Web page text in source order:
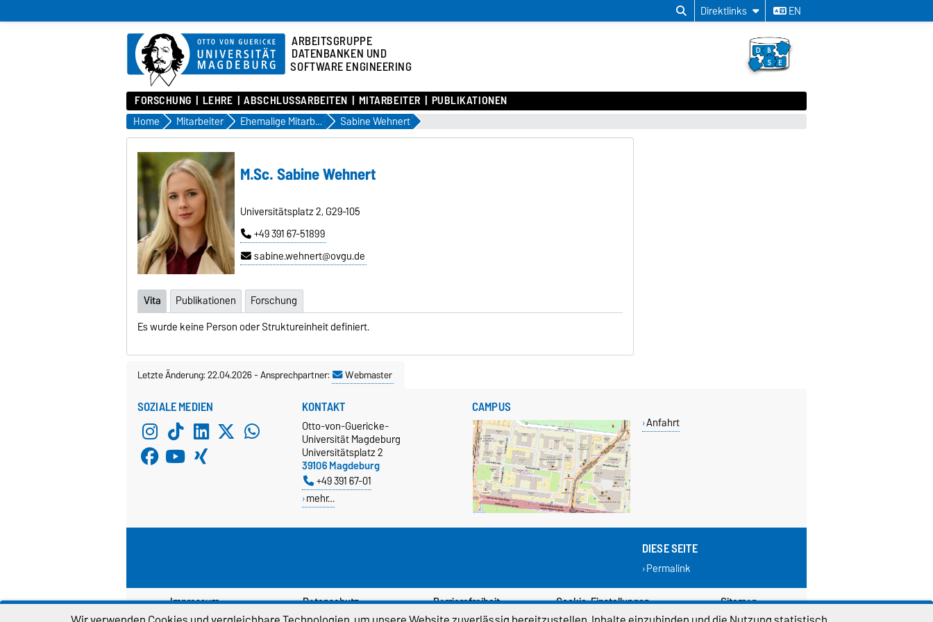
Direktlinks EN
ARBEITSGRUPPE
DATENBANKEN UND
SOFTWARE ENGINEERING
FORSCHUNG LEHRE ABSCHLUSSARBEITEN MITARBEITER PUBLIKATIONEN
Home Mitarbeiter Ehemalige Mitarbeiter Sabine Wehnert
M.Sc. Sabine Wehnert
Universitätsplatz 2, G29-105
+49 391 67-51899
sabine.wehnert@ovgu.de
Vita Publikationen
Forschung
Es wurde keine Person oder Struktureinheit definiert.
Letzte Änderung: 22.04.2026-Ansprechpartner: Webmaster
SOZIALE MEDIEN KONTAKT
Otto-von-Guericke-
Universität Magdeburg
Universitätsplatz 2
39106 Magdeburg
+49 391 67-01
mehr…
CAMPUS
Anfahrt
DIESE SEITE
Permalink
Impressum Datenschutz Barrierefreiheit Cookie-Einstellungen Sitemap